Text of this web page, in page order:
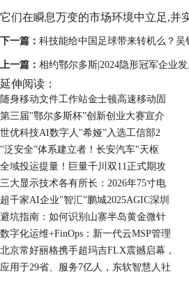
它们在瞬息万变的市场环境中立足,并
下一篇： 科技能给中国足球带来转机么？
上一篇： 相约鄂尔多斯|2024隐形冠军企业
延伸阅读：
随身移动文件工作站金士顿高速移动固
第三届"鄂尔多斯杯”创新创业大赛宣介
世优科技AI数字人"希娅”入选工信部2
"泛安全”体系建立者！长安汽车"天枢
全域投运提量！巨量千川双11正式期攻
三大显示技术各有所长：2026年75寸电
超千家AI企业"智汇”鹏城2025AGIC深圳
避坑指南：如何识别山寨半岛黄金微针
数字化运维+FinOps：新一代云MSP管理
北京常好丽格携手超玛吉FLX震撼启幕，
应用于29省、服务7亿人，东软智慧人社